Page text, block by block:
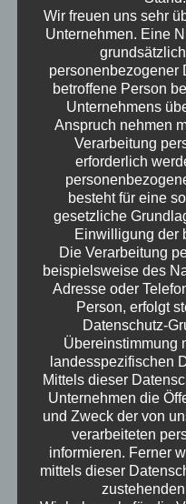
Von Mäusen auf
Nutella stehen, bis
Online-Dating-
wer hätte gedacht,
Punkt im All uns so
kann? Also,
überraschen!
Erwachsen –
Wir freuen uns sehr
Unternehmen. Eine
personenbezogener
betroffene Person
Unternehmens
Anspruch nehmen
Verarbeitung
erforderlich
besteht für eine
gesetzliche
Einwilligung der
Die Verarbeitung
beispielsweise des
Adresse oder
Person, erfolgt
Datenschutz-
Übereinstimmung
landesspezifischen
Mittels dieser
Unternehmen die
und Zweck der von
verarbeiteten
informieren. Ferner
mittels dieser